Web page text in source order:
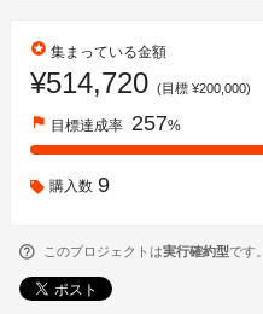
stars 集まっている金額
¥514,720 (目標 ¥200,000)
flag 目標達成率 257%
購入数 9
このプロジェクトは実行確約型です。